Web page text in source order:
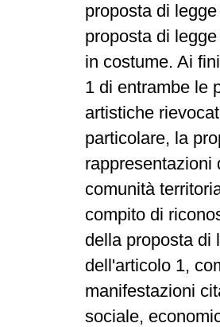
proposta di
proposta di
in costume. Ai
1 di entrambe le
artistiche
particolare, la
rappresentazioni
comunità
compito di
della proposta di
dell'articolo 1,
manifestazioni
sociale,